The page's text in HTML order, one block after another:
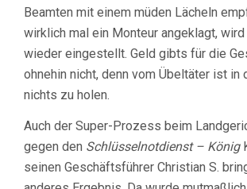
Beamten mit einem müden Lächeln
wirklich mal ein Monteur angeklagt, wird
wieder eingestellt. Geld gibts für die
ohnehin nicht, denn vom Übeltäter ist in
nichts zu holen.
Auch der Super-Prozess beim
gegen den Schlüsselnotdienst – König
seinen Geschäftsführer Christian S.